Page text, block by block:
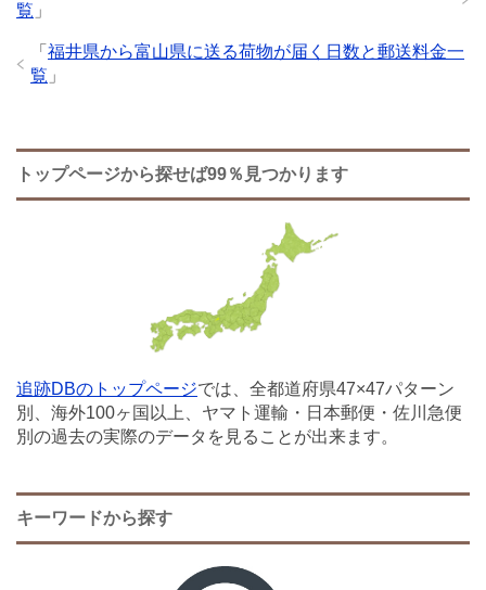
覧 」
「 福井県から富山県に送る荷物が届く日数と郵送料金一
覧 」
トップページから探せば99％見つかります
追跡DBのトップページでは、全都道府県47×47パターン
別、海外100ヶ国以上、ヤマト運輸・日本郵便・佐川急便
別の過去の実際のデータを見ることが出来ます。
キーワードから探す